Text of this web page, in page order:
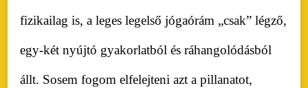
fizikailag is, a leges legelső jógaórám „csak” légző,
egy-két nyújtó gyakorlatból és ráhangolódásból
állt. Sosem fogom elfelejteni azt a pillanatot,